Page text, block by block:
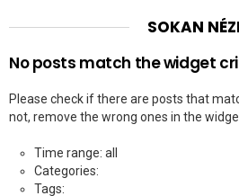
SOKAN
No posts match the widget
Please check if there are posts that
not, remove the wrong ones in the
Time range: all
Categories:
Tags: